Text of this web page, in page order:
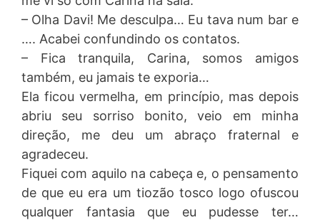
– Olha Davi! Me desculpa… Eu tava num bar e
…. Acabei confundindo os contatos.
– Fica tranquila, Carina, somos amigos
também, eu jamais te exporia…
Ela ficou vermelha, em princípio, mas depois
abriu seu sorriso bonito, veio em minha
direção, me deu um abraço fraternal e
agradeceu.
Fiquei com aquilo na cabeça e, o pensamento
de que eu era um tiozão tosco logo ofuscou
qualquer fantasia que eu pudesse ter…